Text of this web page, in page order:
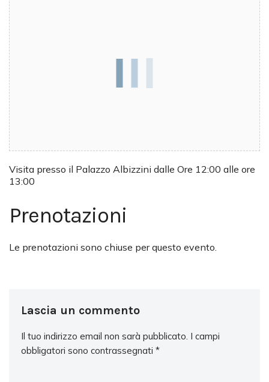
Visita presso il Palazzo Albizzini dalle Ore 12:00 alle ore
13:00
Prenotazioni
Le prenotazioni sono chiuse per questo evento.
Lascia un commento
Il tuo indirizzo email non sarà pubblicato. I campi
obbligatori sono contrassegnati *